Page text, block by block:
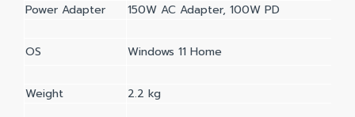
Power Adapter 150W AC Adapter, 100W PD
OS Windows 11 Home
Weight 2.2 kg